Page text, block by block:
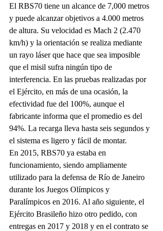
El RBS70 tiene un alcance de 7,000 metros
y puede alcanzar objetivos a 4.000 metros
de altura. Su velocidad es Mach 2 (2.470
km/h) y la orientación se realiza mediante
un rayo láser que hace que sea imposible
que el misil sufra ningún tipo de
interferencia. En las pruebas realizadas por
el Ejército, en más de una ocasión, la
efectividad fue del 100%, aunque el
fabricante informa que el promedio es del
94%. La recarga lleva hasta seis segundos y
el sistema es ligero y fácil de montar.
En 2015, RBS70 ya estaba en
funcionamiento, siendo ampliamente
utilizado para la defensa de Río de Janeiro
durante los Juegos Olímpicos y
Paralímpicos en 2016. Al año siguiente, el
Ejército Brasileño hizo otro pedido, con
entregas en 2017 y 2018 y en el contrato se